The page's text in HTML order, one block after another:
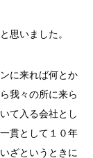
思いました。
に来れば何とか
我々の所に来ら
て入る会社とし
貫として１０年
ざというときに